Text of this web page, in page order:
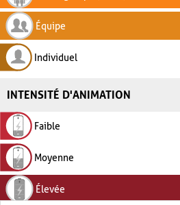
Équipe
Individuel
INTENSITÉ D'ANIMATION
Faible
Moyenne
Élevée